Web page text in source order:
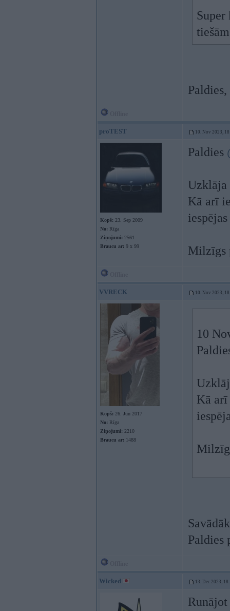
proTEST 10. Nov 2023,
Kopš: 23. Sep 2009
No: Rīga
Ziņojumi: 2561
Braucu ar: 9 x 99
Paldies
Uzklāja
Kā arī
Milzīgs
VVRECK 10. Nov 2023,
Kopš: 26. Jun 2017
No: Rīga
Ziņojumi: 2210
Braucu ar: 1488
10
Kā arī
Paldies
Wicked 13. Dec 2023,